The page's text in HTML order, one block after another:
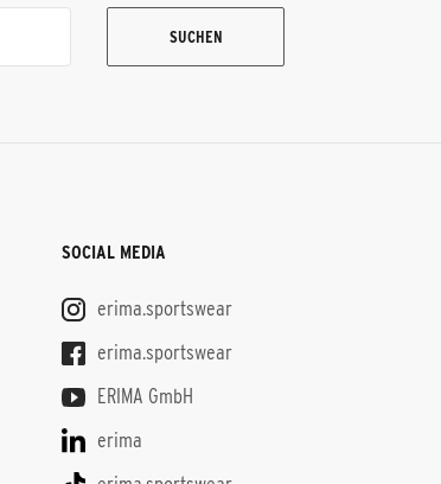
SUCHEN
SOCIAL MEDIA
erima.sportswear
erima.sportswear
ERIMA GmbH
erima